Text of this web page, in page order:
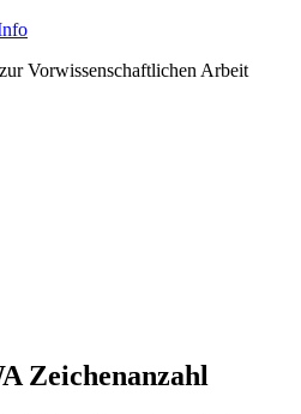
Vorwissenschaftlichen Arbeit
Zeichenanzahl